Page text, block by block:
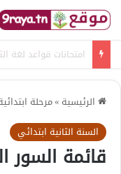
امتحانات قواعد لغة
الرئيسية »مرحلة
السنة الثانية ابتدائي
قائمة السور